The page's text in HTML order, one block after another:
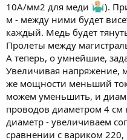
10А/мм2 для меди
).
м - между ними будет
каждый. Медь будет
Пролеты между
А теперь, о умнейшие,
Увеличивая напряжение,
же мощности меньший
можем уменьшить, и
проводов диаметром 4 см
диаметр - увеличиваем
сравнении с вариком